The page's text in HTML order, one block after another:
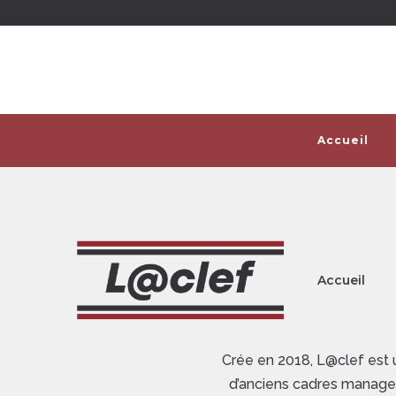
Accueil
Accueil
Crée en 2018, L@clef
d’anciens cadres